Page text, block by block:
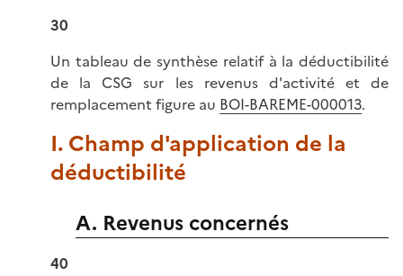
30
Un tableau de synthèse relatif à la déductibilité
de la CSG sur les revenus d'activité et de
remplacement figure au BOI-BAREME-000013.
I. Champ d'application de la
déductibilité
A. Revenus concernés
40